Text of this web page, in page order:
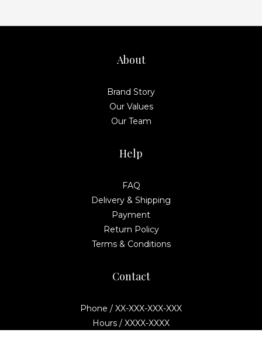
About
Brand Story
Our Values
Our Team
Help
FAQ
Delivery & Shipping
Payment
Return Policy
Terms & Conditions
Contact
Phone / XX-XXX-XXX-XXX
Hours / XXXX-XXXX